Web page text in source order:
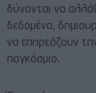
δύνανται να
δεδομένα,
να επηρεάζουν
παγκόσμιο.